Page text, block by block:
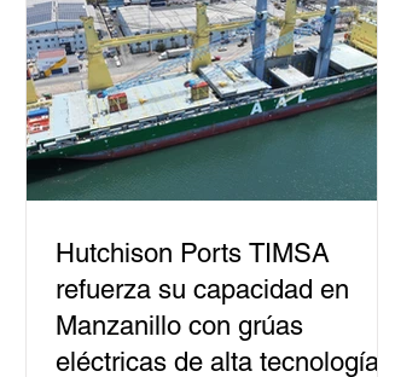
un bien público. La mayor parte de las
personas capacitadas no forma
Hutchison Ports TIMSA
refuerza su capacidad en
Manzanillo con grúas
eléctricas de alta tecnología